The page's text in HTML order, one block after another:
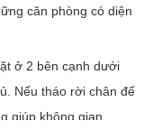
thể hiện các nội
hợp công nghệ
nên màu sắc